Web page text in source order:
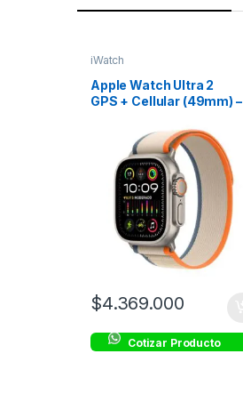
iWatch
Apple Watch Ultra 2
GPS + Cellular (49mm) –
Trail Naranja/Beige –
Talla M/L
$4.369.000
Cotizar Producto